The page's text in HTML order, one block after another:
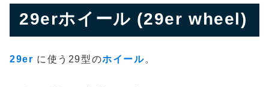
29erホイール (29er wheel)
29er に使う29型のホイール。